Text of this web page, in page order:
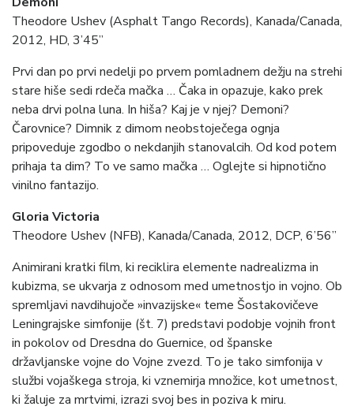
Theodore Ushev (Asphalt Tango Records), Kanada/Canada,
2012, HD, 3’45”
Prvi dan po prvi nedelji po prvem pomladnem dežju na strehi
stare hiše sedi rdeča mačka … Čaka in opazuje, kako prek
neba drvi polna luna. In hiša? Kaj je v njej? Demoni?
Čarovnice? Dimnik z dimom neobstoječega ognja
pripoveduje zgodbo o nekdanjih stanovalcih. Od kod potem
prihaja ta dim? To ve samo mačka … Oglejte si hipnotično
vinilno fantazijo.
Gloria Victoria
Theodore Ushev (NFB), Kanada/Canada, 2012, DCP, 6’56”
Animirani kratki film, ki reciklira elemente nadrealizma in
kubizma, se ukvarja z odnosom med umetnostjo in vojno. Ob
spremljavi navdihujoče »invazijske« teme Šostakovičeve
Leningrajske simfonije (št. 7) predstavi podobje vojnih front
in pokolov od Dresdna do Guernice, od španske
državljanske vojne do Vojne zvezd. To je tako simfonija v
službi vojaškega stroja, ki vznemirja množice, kot umetnost,
ki žaluje za mrtvimi, izrazi svoj bes in poziva k miru.